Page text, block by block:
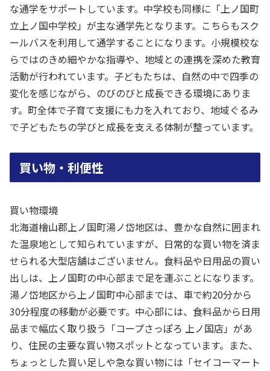
な通学をサポートしています。中学校も同様に「上ノ国町
立上ノ国中学校」が主な通学先となります。こちらもスク
ールバスを利用して通学することになります。小規模校な
らではのきめ細やかな指導や、地域との連携を深めた教育
活動が行われています。子どもたちは、自然の中で四季の
変化を感じながら、のびのびと成長できる環境にありま
す。町全体で子育て支援にも力を入れており、地域ぐるみ
で子どもたちの学びと成長を支える体制が整っています。
買い物・利便性
買い物環境
北海道檜山郡上ノ国町湯ノ岱地区は、豊かな自然に囲まれ
た温泉地として知られていますが、日常的な買い物を済ま
せられる大型店舗はございません。食料品や日用品の買い
出しは、上ノ国町の中心部まで足を運ぶことになります。
湯ノ岱地区から上ノ国町中心部までは、車で約20分から
30分程度の移動が必要です。中心部には、食料品から日用
品まで幅広く取り扱う「コープさっぽろ 上ノ国店」があ
り、住民の主要な買い物スポットとなっています。また、
ちょっとした買い足しや急な買い物には「セイコーマート